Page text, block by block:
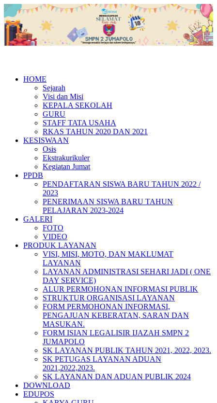
HOME
Sejarah
Visi dan Misi
KEPALA SEKOLAH
GURU
STAFF TATA USAHA
RKAS TAHUN 2020 DAN 2021
KESISWAAN
Osis
Ekstrakurikuler
Kegiatan Jumat
PPDB
PENDAFTARAN SISWA BARU TAHUN 2022 /
2023
PENERIMAAN SISWA BARU TAHUN
PELAJARAN 2023-2024
GALERI
FOTO
VIDEO
PRODUK LAYANAN
VISI, MISI, MOTO, DAN MAKLUMAT
LAYANAN
LAYANAN ADMINISTRASI SEHARI JADI ( ONE
DAY SERVICE)
ALUR PERMOHONAN INFORMASI PUBLIK
STRUKTUR ORGANISASI LAYANAN
FORM PERMOHONAN INFORMASI,
PENGAJUAN KEBERATAN, SARAN DAN
MASUKAN.
FORM ISIAN LEGALISIR IJAZAH SMPN 2
JUMAPOLO
SK LAYANAN PUBLIK TAHUN 2021, 2022, 2023.
SK PETUGAS LAYANAN ADUAN
2021,2022,2023.
SK LAYANAN DAN ADUAN PUBLIK 2024
DOWNLOAD
EDUPOS